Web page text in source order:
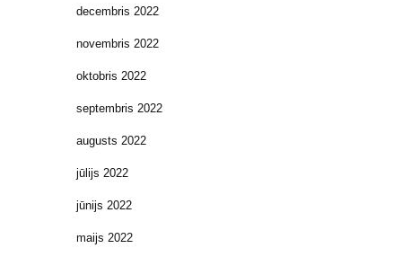
decembris 2022
novembris 2022
oktobris 2022
septembris 2022
augusts 2022
jūlijs 2022
jūnijs 2022
maijs 2022